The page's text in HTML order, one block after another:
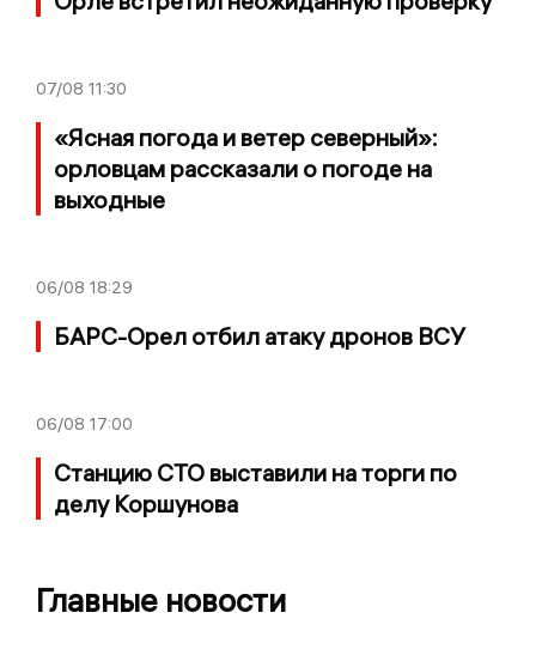
07/08 11:30
«Ясная погода и ветер северный»:
орловцам рассказали о погоде на
выходные
06/08 18:29
БАРС-Орел отбил атаку дронов ВСУ
06/08 17:00
Станцию СТО выставили на торги по
делу Коршунова
Главные новости